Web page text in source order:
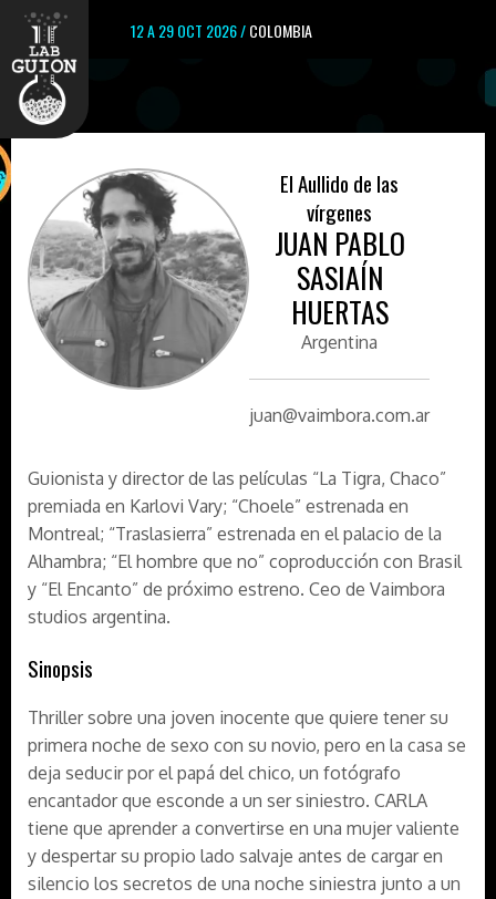
12 A 29 OCT 2026 /COLOMBIA
El Aullido de las
vírgenes
JUAN PABLO
SASIAÍN
HUERTAS
Argentina
juan@vaimbora.com.ar
Guionista y director de las películas “La Tigra, Chaco”
premiada en Karlovi Vary; “Choele” estrenada en
Montreal; “Traslasierra” estrenada en el palacio de la
Alhambra; “El hombre que no” coproducción con Brasil
y “El Encanto” de próximo estreno. Ceo de Vaimbora
studios argentina.
Sinopsis
Thriller sobre una joven inocente que quiere tener su
primera noche de sexo con su novio, pero en la casa se
deja seducir por el papá del chico, un fotógrafo
encantador que esconde a un ser siniestro. CARLA
tiene que aprender a convertirse en una mujer valiente
y despertar su propio lado salvaje antes de cargar en
silencio los secretos de una noche siniestra junto a un